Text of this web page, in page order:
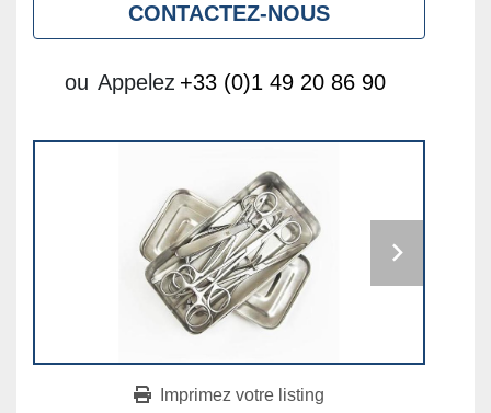
CONTACTEZ-NOUS
ou Appelez +33 (0)1 49 20 86 90
Imprimez votre listing